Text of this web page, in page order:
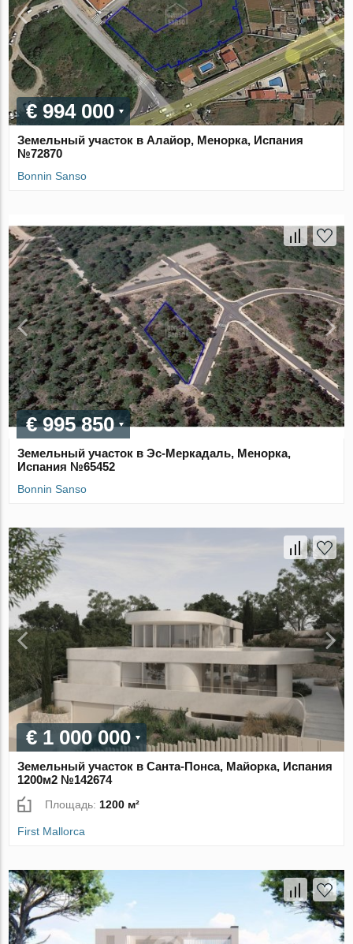
€ 994 000
Земельный участок в Алайор, Менорка, Испания
№72870
Bonnin Sanso
€ 995 850
Земельный участок в Эс-Меркадаль, Менорка,
Испания №65452
Bonnin Sanso
€ 1 000 000
Земельный участок в Санта-Понса, Майорка, Испания
1200м2 №142674
Площадь: 1200 м²
First Mallorca